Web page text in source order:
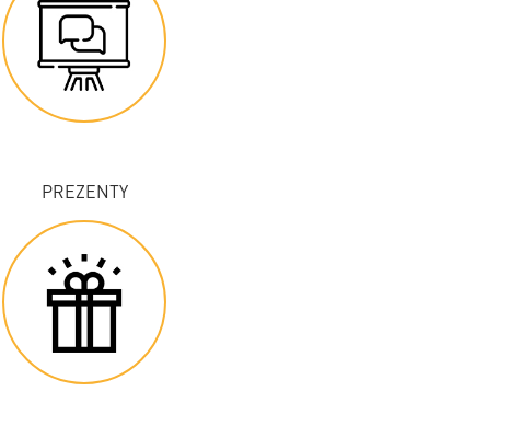
PREZENTY